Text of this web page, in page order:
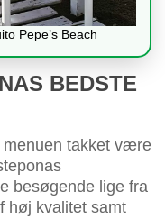
Pepe’s Beach
BEDSTE
menuen takket være
besøgende lige fra
høj kvalitet samt